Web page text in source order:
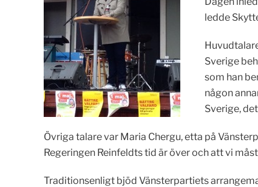
ledde
Sverige
som han
någon
Sverige,
Övriga talare var Maria Chergu, etta på
Regeringen Reinfeldts tid är över och att vi
Traditionsenligt bjöd Vänsterpartiets